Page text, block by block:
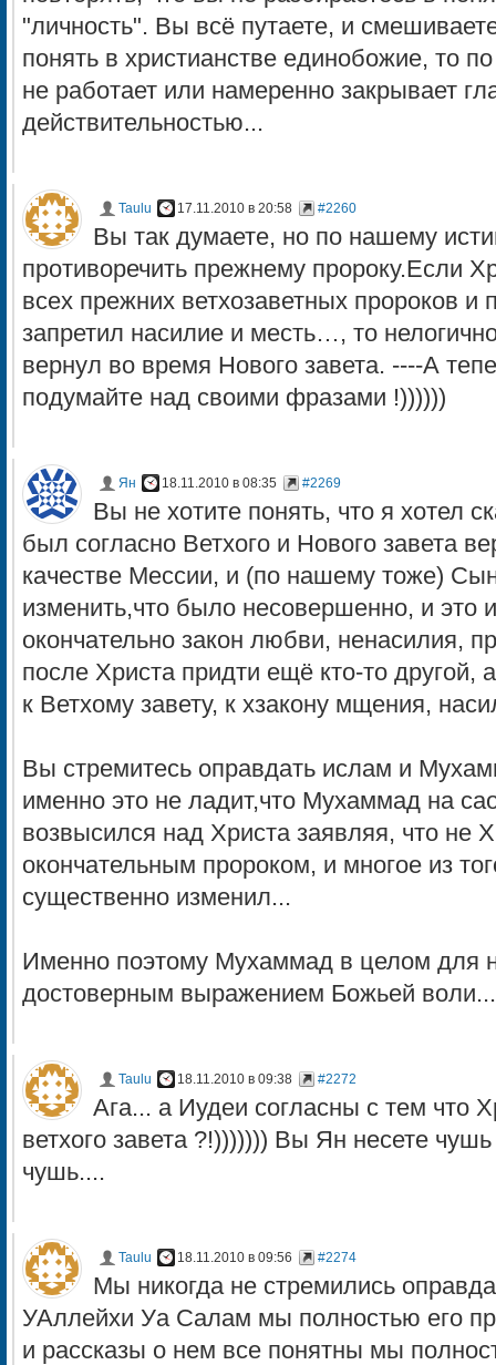
"личность". Вы всё путаете, и
понять в христианстве единобожие, то
не работает или намеренно закрывает
действительностью...
Taulu 17.11.2010 в 20:58 #2260
Вы так думаете, но по нашему
противоречить прежнему пророку.Если
всех прежних ветхозаветных пророков и
запретил насилие и месть…, то
вернул во время Нового завета. ----А
подумайте над своими фразами !))))))
Ян 18.11.2010 в 08:35 #2269
Вы не хотите понять, что я хотел
был согласно Ветхого и Нового завета
качестве Мессии, и (по нашему тоже)
изменить,что было несовершенно, и это
окончательно закон любви, ненасилия,
после Христа придти ещё кто-то другой,
к Ветхому завету, к хзакону мщения,
Вы стремитесь оправдать ислам и
именно это не ладит,что Мухаммад на
возвысился над Христа заявляя, что не
окончательным пророком, и многое из
существенно изменил...
Именно поэтому Мухаммад в целом для
достоверным выражением Божьей воли...
Taulu 18.11.2010 в 09:38 #2272
Ага... а Иудеи согласны с тем что
ветхого завета ?!))))))) Вы Ян несете
чушь....
Taulu 18.11.2010 в 09:56 #2274
Мы никогда не стремились
УАллейхи Уа Салам мы полностью его
и рассказы о нем все понятны мы